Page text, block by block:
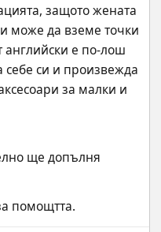
защото жената
може да вземе точки
английски е по-лош
си и произвежда
за малки и
ще допълня
помощтта.